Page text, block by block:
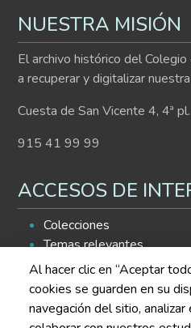
NUESTRA MISIÓN
El archivo histórico del
a recuperar y digitalizar
Cuesta de San Vicente 4, 4ª
915 41 99 99
ACCESOS DE
Colecciones
Temas relevantes
Histograma
Buscador de contenidos
Al hacer clic en “Aceptar
cookies se guarden en su
navegación del sitio,